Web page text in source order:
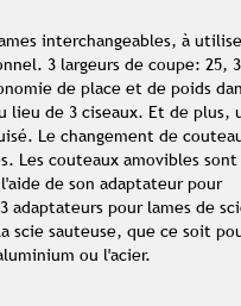
interchangeables, à
3 largeurs de coupe: 25,
de place et de poids
lieu de 3 ciseaux. Et de plus,
Le changement de
Les couteaux amovibles sont
de son adaptateur pour
adaptateurs pour lames de
scie sauteuse, que ce soit
ou l'acier.